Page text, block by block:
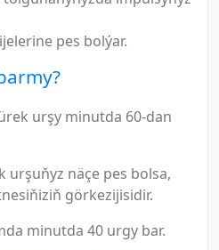
pes bolýar.
urşy minutda 60-dan
urşuňyz näçe pes bolsa,
görkezijisidir.
minutda 40 urgy bar.